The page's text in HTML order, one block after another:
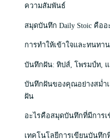
ความสัมพันธ์
สมุดบันทึก Daily Stoic คืออ
การทำให้เข้าใจและทนท
บันทึกฝัน: ทิปส์, โพรมป์ท,
บันทึกฝันของคุณอย่างสม่ำ
ฝัน
อะไรคือสมุดบันทึกที่มีการเ
เทคโนโลยีการเขียนบันทึ